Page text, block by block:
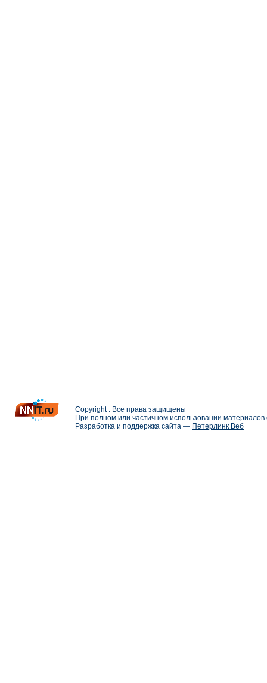
Copyright . Все права защищены
При полном или частичном использовании
Разработка и поддержка сайта — Петерлинк Веб